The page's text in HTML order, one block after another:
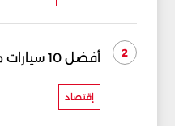
2 أفضل 10 سيارات مناسبة للشباب
إقتصاد